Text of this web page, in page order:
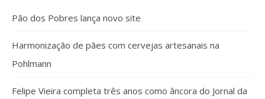
Pão dos Pobres lança novo site
Harmonização de pães com cervejas artesanais na
Pohlmann
Felipe Vieira completa três anos como âncora do Jornal da